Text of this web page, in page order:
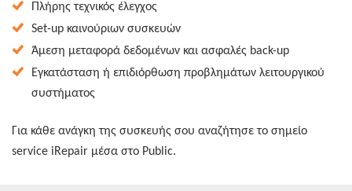
Πλήρης τεχνικός έλεγχος
Set-up καινούριων συσκευών
Άμεση μεταφορά δεδομένων και ασφαλές back-up
Εγκατάσταση ή επιδιόρθωση προβλημάτων λειτουργικού
συστήματος
Για κάθε ανάγκη της συσκευής σου αναζήτησε το σημείo
service iRepair μέσα στο Public.